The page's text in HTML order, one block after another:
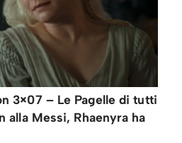
3×07 – Le Pagelle di tutti
alla Messi, Rhaenyra ha